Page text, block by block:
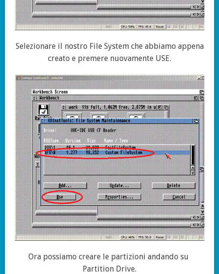
Selezionare il nostro File System che abbiamo appena
creato e premere nuovamente USE.
Ora possiamo creare le partizioni andando su
Partition Drive.